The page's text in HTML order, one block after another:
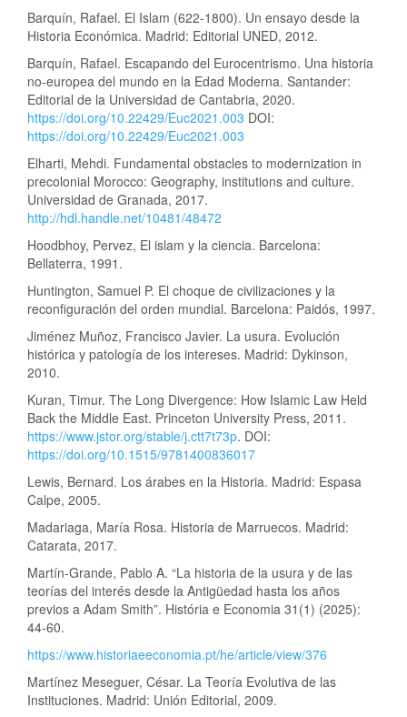
Barquín, Rafael. El Islam (622-1800). Un ensayo desde la
Historia Económica. Madrid: Editorial UNED, 2012.
Barquín, Rafael. Escapando del Eurocentrismo. Una historia
no-europea del mundo en la Edad Moderna. Santander:
Editorial de la Universidad de Cantabria, 2020.
https://doi.org/10.22429/Euc2021.003 DOI:
https://doi.org/10.22429/Euc2021.003
Elharti, Mehdi. Fundamental obstacles to modernization in
precolonial Morocco: Geography, institutions and culture.
Universidad de Granada, 2017.
http://hdl.handle.net/10481/48472
Hoodbhoy, Pervez, El islam y la ciencia. Barcelona:
Bellaterra, 1991.
Huntington, Samuel P. El choque de civilizaciones y la
reconfiguración del orden mundial. Barcelona: Paidós, 1997.
Jiménez Muñoz, Francisco Javier. La usura. Evolución
histórica y patología de los intereses. Madrid: Dykinson,
2010.
Kuran, Timur. The Long Divergence: How Islamic Law Held
Back the Middle East. Princeton University Press, 2011.
https://www.jstor.org/stable/j.ctt7t73p. DOI:
https://doi.org/10.1515/9781400836017
Lewis, Bernard. Los árabes en la Historia. Madrid: Espasa
Calpe, 2005.
Madariaga, María Rosa. Historia de Marruecos. Madrid:
Catarata, 2017.
Martín-Grande, Pablo A. “La historia de la usura y de las
teorías del interés desde la Antigüedad hasta los años
previos a Adam Smith”. História e Economia 31(1) (2025):
44-60.
https://www.historiaeeconomia.pt/he/article/view/376
Martínez Meseguer, César. La Teoría Evolutiva de las
Instituciones. Madrid: Unión Editorial, 2009.